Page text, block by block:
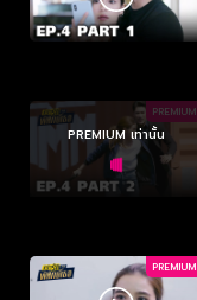
PREMIUM
PREMIUM เท่านั้น
PREMIUM